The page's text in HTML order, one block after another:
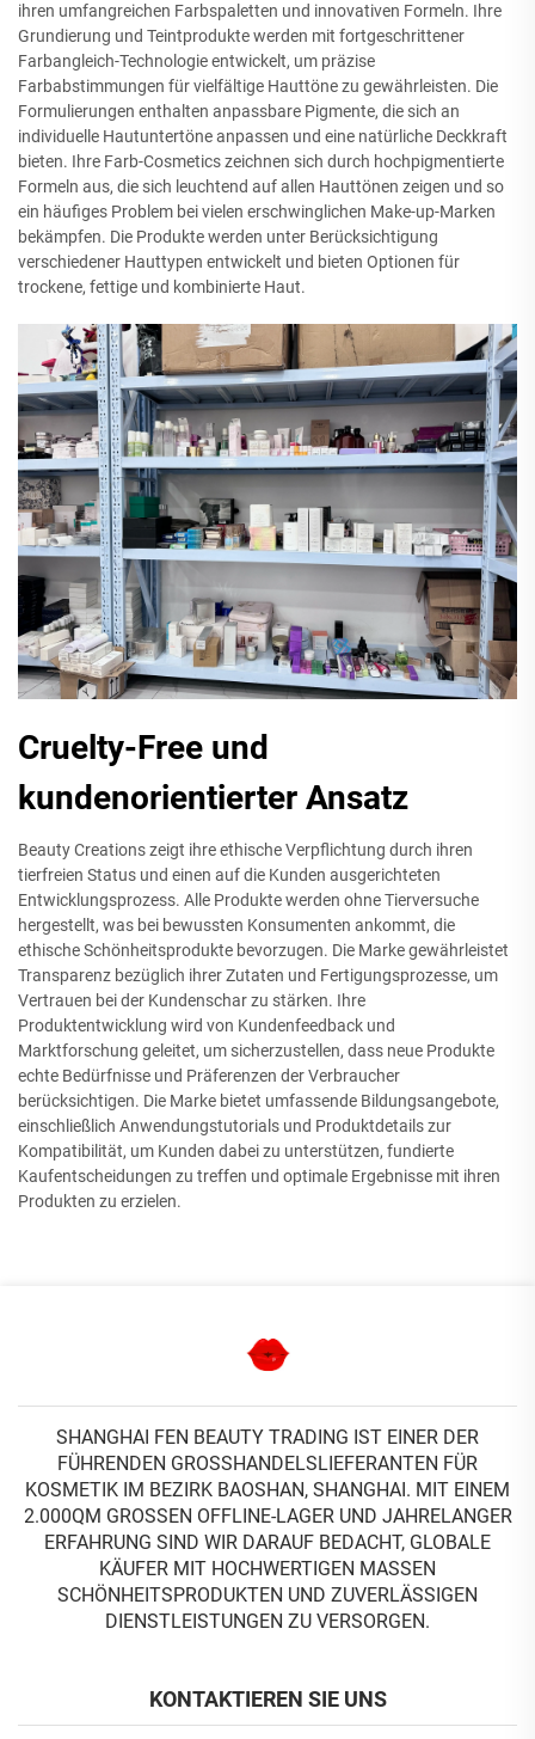
ihren umfangreichen Farbspaletten und innovativen Formeln. Ihre
Grundierung und Teintprodukte werden mit fortgeschrittener
Farbangleich-Technologie entwickelt, um präzise
Farbabstimmungen für vielfältige Hauttöne zu gewährleisten. Die
Formulierungen enthalten anpassbare Pigmente, die sich an
individuelle Hautuntertöne anpassen und eine natürliche Deckkraft
bieten. Ihre Farb-Cosmetics zeichnen sich durch hochpigmentierte
Formeln aus, die sich leuchtend auf allen Hauttönen zeigen und so
ein häufiges Problem bei vielen erschwinglichen Make-up-Marken
bekämpfen. Die Produkte werden unter Berücksichtigung
verschiedener Hauttypen entwickelt und bieten Optionen für
trockene, fettige und kombinierte Haut.
Cruelty-Free und
kundenorientierter Ansatz
Beauty Creations zeigt ihre ethische Verpflichtung durch ihren
tierfreien Status und einen auf die Kunden ausgerichteten
Entwicklungsprozess. Alle Produkte werden ohne Tierversuche
hergestellt, was bei bewussten Konsumenten ankommt, die
ethische Schönheitsprodukte bevorzugen. Die Marke gewährleistet
Transparenz bezüglich ihrer Zutaten und Fertigungsprozesse, um
Vertrauen bei der Kundenschar zu stärken. Ihre
Produktentwicklung wird von Kundenfeedback und
Marktforschung geleitet, um sicherzustellen, dass neue Produkte
echte Bedürfnisse und Präferenzen der Verbraucher
berücksichtigen. Die Marke bietet umfassende Bildungsangebote,
einschließlich Anwendungstutorials und Produktdetails zur
Kompatibilität, um Kunden dabei zu unterstützen, fundierte
Kaufentscheidungen zu treffen und optimale Ergebnisse mit ihren
Produkten zu erzielen.
SHANGHAI FEN BEAUTY TRADING IST EINER DER
FÜHRENDEN GROSSHANDELSLIEFERANTEN FÜR K
OSMETIK IM BEZIRK BAOSHAN, SHANGHAI. MIT EINEM 2
.000QM GROSSEN OFFLINE-LAGER UND JAHRELANGER ER
FAHRUNG SIND WIR DARAUF BEDACHT, GLOBALE KÄ
UFER MIT HOCHWERTIGEN MASSEN SC
HÖNHEITSPRODUKTEN UND ZUVERLÄSSIGEN DI
ENSTLEISTUNGEN ZU VERSORGEN.
KONTAKTIEREN SIE UNS